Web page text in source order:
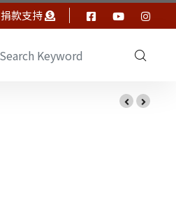
捐款支持